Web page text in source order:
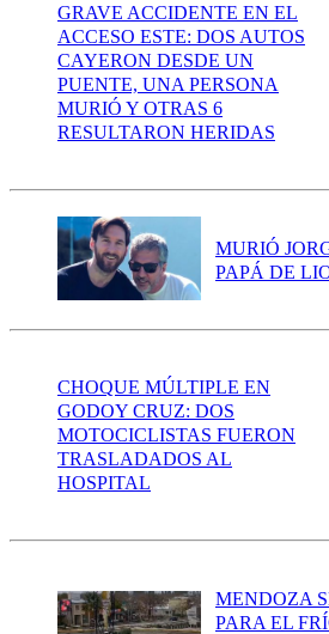
GRAVE ACCIDENTE EN EL
ACCESO ESTE: DOS AUTOS
CAYERON DESDE UN
PUENTE, UNA PERSONA
MURIÓ Y OTRAS 6
RESULTARON HERIDAS
MURIÓ
PAPÁ DE
CHOQUE MÚLTIPLE EN
GODOY CRUZ: DOS
MOTOCICLISTAS FUERON
TRASLADADOS AL
HOSPITAL
MENDOZA
PARA EL